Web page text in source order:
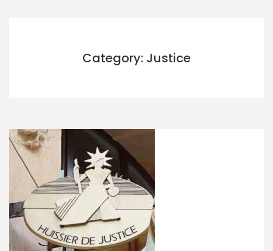
Category: Justice